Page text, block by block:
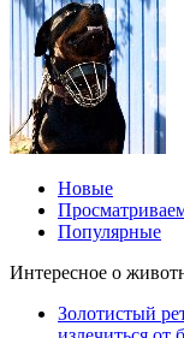
Новые
Популярные
Интересное о
Золотистый